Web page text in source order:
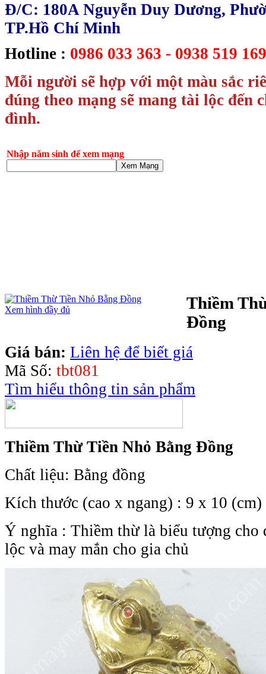
Đ/C: 180A Nguyễn Duy Dương,
TP.Hồ Chí Minh
Hotline : 0986 033 363 - 0938 519
Mỗi người sẽ hợp với một màu sắc
đúng theo mạng sẽ mang tài lộc đến
đình.
Nhập năm sinh để xem mạng
Xem Mạng
Xem hình đầy đủ
Thiềm
Đồng
Giá bán: Liên hệ để biết giá
Mã Số: tbt081
Tìm hiểu thông tin sản phẩm
Thiềm Thừ Tiền Nhỏ Bằng Đồng
Chất liệu: Bằng đồng
Kích thước (cao x ngang) : 9 x 10 (cm)
Ý nghĩa : Thiềm thừ là biểu tượng cho
lộc và may mắn cho gia chủ